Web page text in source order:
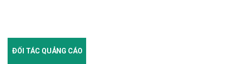
ĐỐI TÁC QUẢNG CÁO